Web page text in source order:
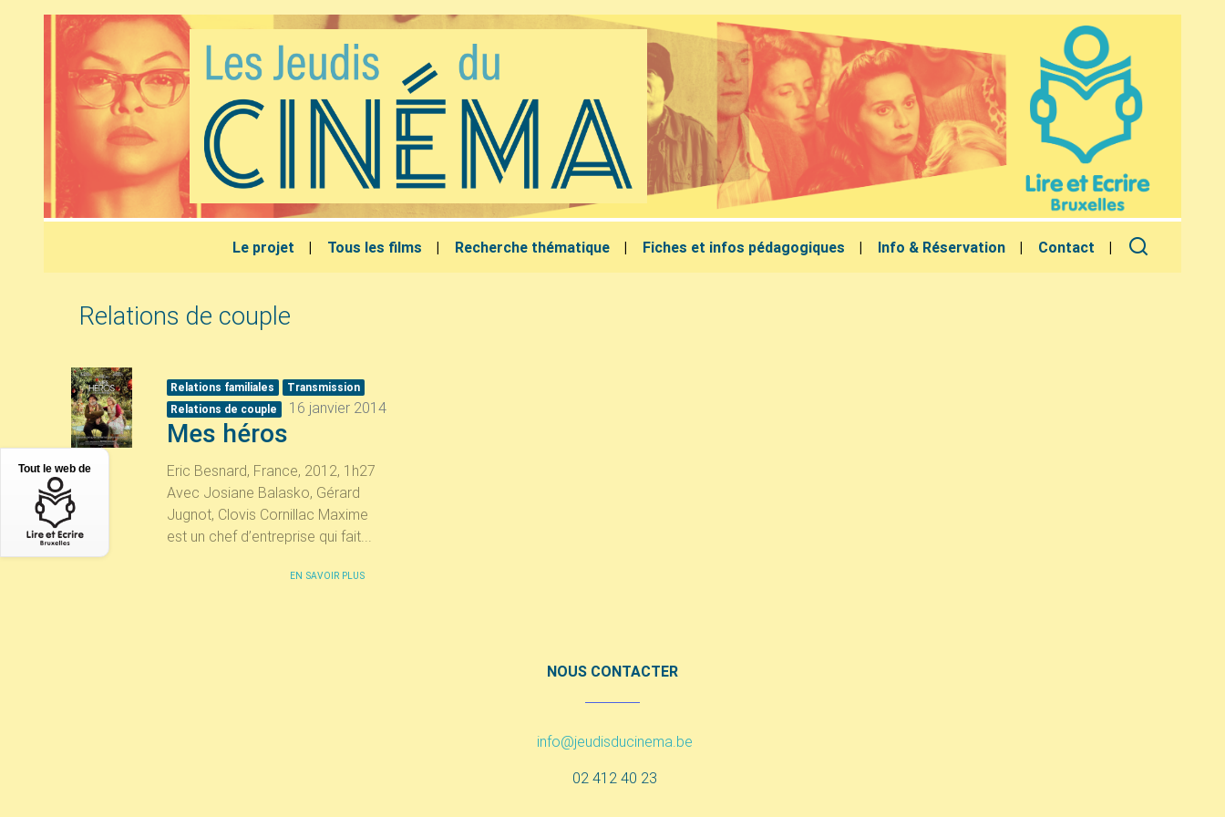
Le projet Tous les films Recherche thématique Fiches et infos pédagogiques Info & Réservation Contact
Relations de couple
Relations familiales
Transmission
Relations de couple
16 janvier 2014
Mes héros
Eric Besnard, France, 2012, 1h27
Avec Josiane Balasko, Gérard
Jugnot, Clovis Cornillac Maxime
est un chef d’entreprise qui fait...
EN SAVOIR PLUS
NOUS CONTACTER
info@jeudisducinema.be
02 412 40 23
Tout le web de